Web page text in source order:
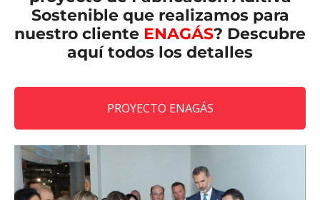
Sostenible que realizamos para
nuestro cliente ENAGÁS? Descubre
aquí todos los detalles
PROYECTO ENAGÁS